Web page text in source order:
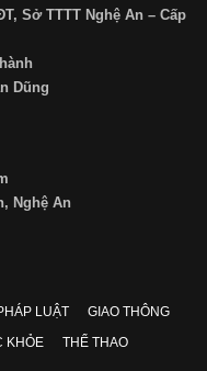
Sở TTTT Nghệ An – Cấp
Dũng
Nghệ An
LUẬT
GIAO THÔNG
KHỎE THỂ THAO